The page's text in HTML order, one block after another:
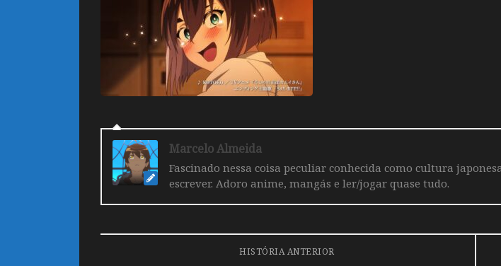
Marcelo Almeida
Fascinado nessa coisa peculiar conhecida como cultura
escrever. Adoro anime, mangás e ler/jogar quase tudo.
HISTÓRIA ANTERIOR